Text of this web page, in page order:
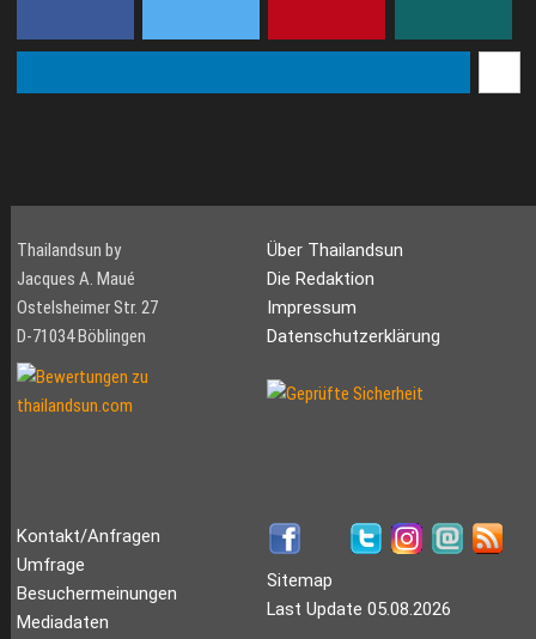
Thailandsun by
Jacques A. Maué
Ostelsheimer Str. 27
D-71034 Böblingen
Über Thailandsun
Die Redaktion
Impressum
Datenschutzerklärung
Kontakt/Anfragen
Umfrage
Besuchermeinungen
Mediadaten
Sitemap
Last Update 05.08.2026